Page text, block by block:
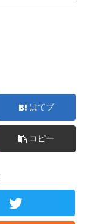
はてブ
コピー